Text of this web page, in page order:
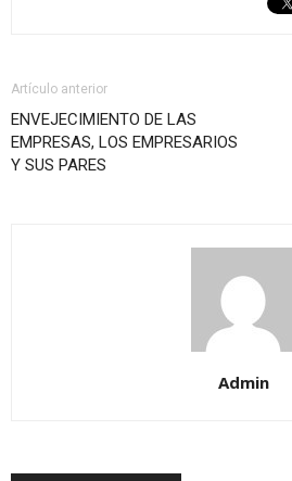
Artículo anterior
ENVEJECIMIENTO DE LAS
EMPRESAS, LOS EMPRESARIOS
Y SUS PARES
Admin